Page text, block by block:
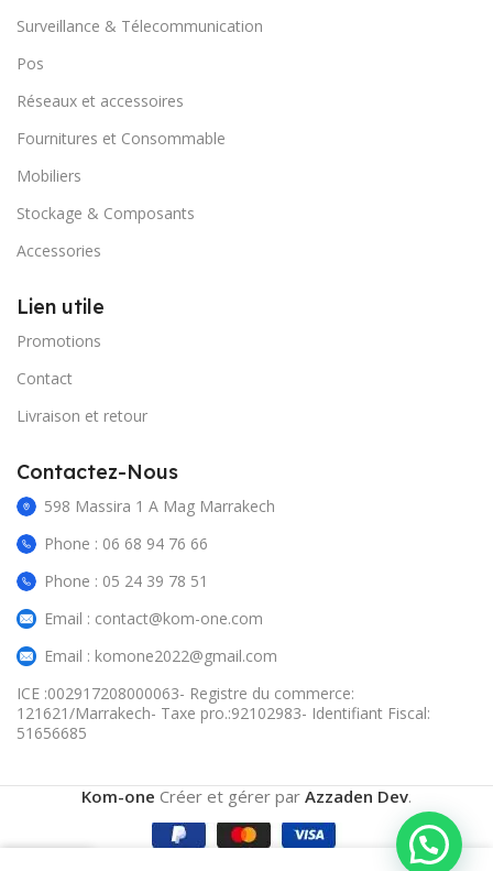
Surveillance & Télecommunication
Pos
Réseaux et accessoires
Fournitures et Consommable
Mobiliers
Stockage & Composants
Accessories
Lien utile
Promotions
Contact
Livraison et retour
Contactez-Nous
598 Massira 1 A Mag Marrakech
Phone : 06 68 94 76 66
Phone : 05 24 39 78 51
Email : contact@kom-one.com
Email : komone2022@gmail.com
ICE :002917208000063- Registre du commerce:
121621/Marrakech- Taxe pro.:92102983- Identifiant Fiscal:
51656685
Kom-one Créer et gérer par Azzaden Dev.